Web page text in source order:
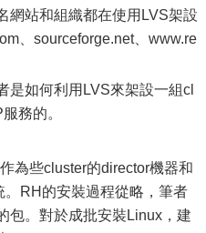
網站和組織都在使用LVS架設
、sourceforge.net、www.re
是如何利用LVS來架設一組cl
務的。
為些cluster的director機器和
。RH的安裝過程從略，筆者
包。對於成批安裝Linux，建